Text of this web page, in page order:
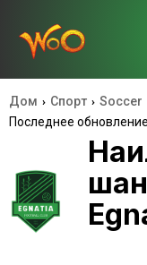
Дом › Спорт › Soccer
Последнее